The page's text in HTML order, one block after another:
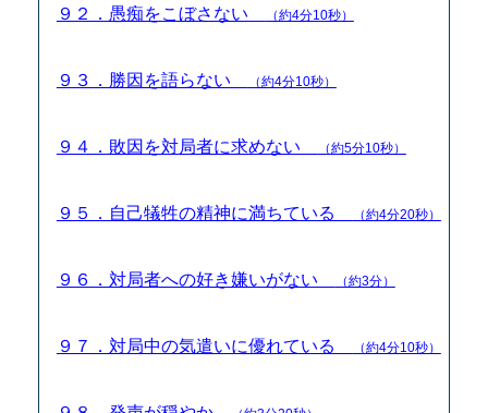
９２．愚痴をこぼさない （約4分10秒）
９３．勝因を語らない （約4分10秒）
９４．敗因を対局者に求めない （約5分10秒）
９５．自己犠牲の精神に満ちている （約4分20秒）
９６．対局者への好き嫌いがない （約3分）
９７．対局中の気遣いに優れている （約4分10秒）